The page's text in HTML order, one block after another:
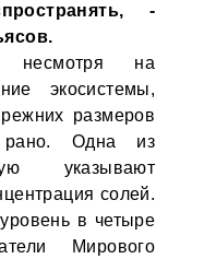
-
несмотря на
экосистемы,
размеров
рано. Одна из
указывают
солей.
в четыре
Мирового